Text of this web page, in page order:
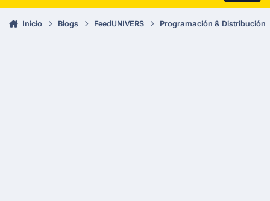
Inicio Blogs FeedUNIVERS Programación & Distribución